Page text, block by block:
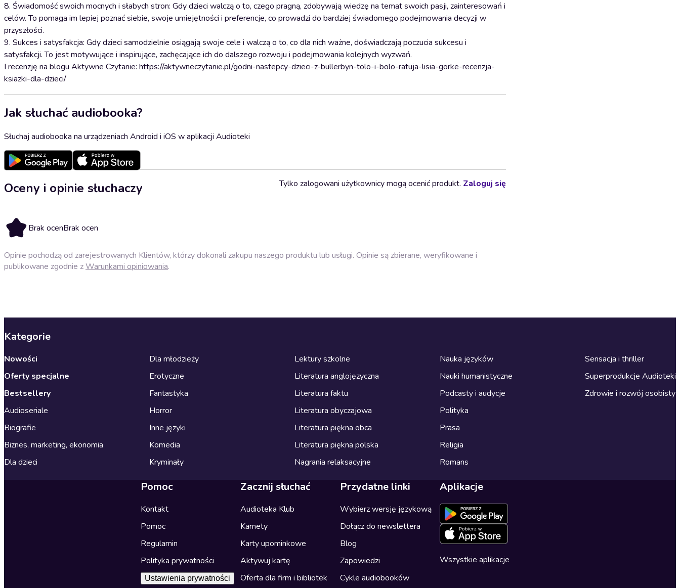
8. Świadomość swoich mocnych i słabych stron: Gdy dzieci walczą o to, czego pragną, zdobywają wiedzę na temat swoich pasji, zainteresowań i
celów. To pomaga im lepiej poznać siebie, swoje umiejętności i preferencje, co prowadzi do bardziej świadomego podejmowania decyzji w
przyszłości.
9. Sukces i satysfakcja: Gdy dzieci samodzielnie osiągają swoje cele i walczą o to, co dla nich ważne, doświadczają poczucia sukcesu i
satysfakcji. To jest motywujące i inspirujące, zachęcające ich do dalszego rozwoju i podejmowania kolejnych wyzwań.
I recenzję na blogu Aktywne Czytanie: https://aktywneczytanie.pl/godni-nastepcy-dzieci-z-bullerbyn-tolo-i-bolo-ratuja-lisia-gorke-recenzja-
ksiazki-dla-dzieci/
Jak słuchać audiobooka?
Słuchaj audiobooka na urządzeniach Android i iOS w aplikacji Audioteki
Oceny i opinie słuchaczy
Brak ocenBrak ocen
Tylko zalogowani użytkownicy mogą ocenić produkt. Zaloguj się
Opinie pochodzą od zarejestrowanych Klientów, którzy dokonali zakupu naszego produktu lub usługi. Opinie są zbierane, weryfikowane i
publikowane zgodnie zWarunkami opiniowania.
Kategorie
Nowości
Oferty specjalne
Bestsellery
Audioseriale
Biografie
Biznes, marketing, ekonomia
Dla dzieci
Dla młodzieży
Erotyczne
Fantastyka
Horror
Inne języki
Komedia
Kryminały
Lektury szkolne
Literatura anglojęzyczna
Literatura faktu
Literatura obyczajowa
Literatura piękna obca
Literatura piękna polska
Nagrania relaksacyjne
Nauka języków
Nauki humanistyczne
Podcasty i audycje
Polityka
Prasa
Religia
Romans
Sensacja i thriller
Superprodukcje Audioteki
Zdrowie i rozwój osobisty
Pomoc
Kontakt
Pomoc
Regulamin
Polityka prywatności
Ustawienia prywatności
Zacznij słuchać
Audioteka Klub
Karnety
Karty upominkowe
Aktywuj kartę
Oferta dla firm i bibliotek
Przydatne linki
Wybierz wersję językową
Dołącz do newslettera
Blog
Zapowiedzi
Cykle audiobooków
Aplikacje
Wszystkie aplikacje